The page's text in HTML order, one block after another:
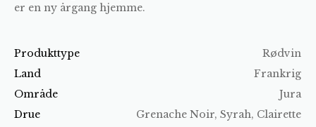
Produkttype
Rødvin
Land
Frankrig
Område
Jura
Drue
Grenache Noir, Syrah, Clairette
er en ny årgang hjemme.